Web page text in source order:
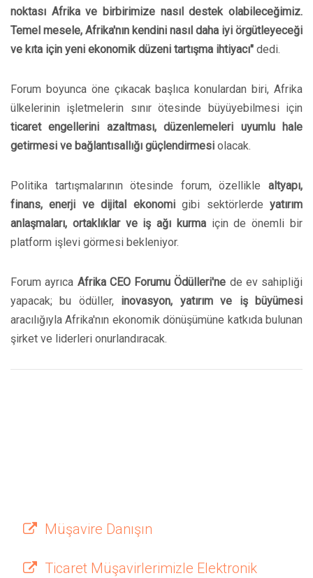
noktası Afrika ve birbirimize nasıl destek olabileceğimiz.
Temel mesele, Afrika'nın kendini nasıl daha iyi örgütleyeceği
ve kıta için yeni ekonomik düzeni tartışma ihtiyacı" dedi.
Forum boyunca öne çıkacak başlıca konulardan biri, Afrika
ülkelerinin işletmelerin sınır ötesinde büyüyebilmesi için
ticaret engellerini azaltması, düzenlemeleri uyumlu hale
getirmesi ve bağlantısallığı güçlendirmesi olacak.
Politika tartışmalarının ötesinde forum, özellikle altyapı,
finans, enerji ve dijital ekonomigibi sektörlerdeyatırım
anlaşmaları, ortaklıklar ve iş ağı kurmaiçin de önemli bir
platform işlevi görmesi bekleniyor.
Forum ayrıca Afrika CEO Forumu Ödülleri'ne de ev sahipliği
yapacak; bu ödüller, inovasyon, yatırım ve iş büyümesi
aracılığıyla Afrika'nın ekonomik dönüşümüne katkıda bulunan
şirket ve liderleri onurlandıracak.
Müşavire Danışın
Ticaret Müşavirlerimizle Elektronik